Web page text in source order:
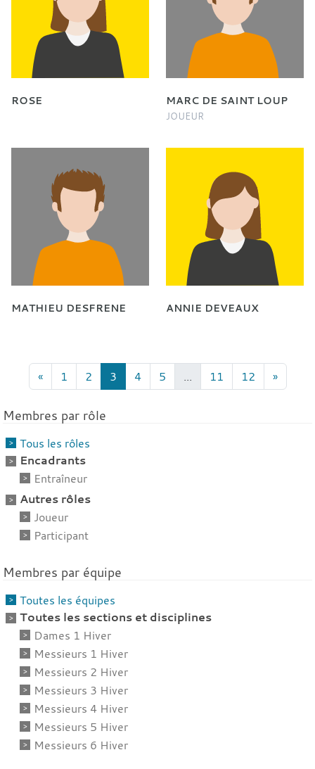
ROSE MARC DE SAINT LOUP
JOUEUR
MATHIEU DESFRENE ANNIE DEVEAUX
« 1 2 3 4 5 ... 11 12 »
Membres par rôle
Tous les rôles
Encadrants
Entraîneur
Autres rôles
Joueur
Participant
Membres par équipe
Toutes les équipes
Toutes les sections et disciplines
Dames 1 Hiver
Messieurs 1 Hiver
Messieurs 2 Hiver
Messieurs 3 Hiver
Messieurs 4 Hiver
Messieurs 5 Hiver
Messieurs 6 Hiver